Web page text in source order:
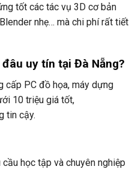
tốt các tác vụ 3D cơ bản
nhẹ… mà chi phí rất tiết
uy tín tại Đà Nẵng?
cấp PC đồ họa, máy dựng
10 triệu giá tốt,
tin cậy.
học tập và chuyên nghiệp